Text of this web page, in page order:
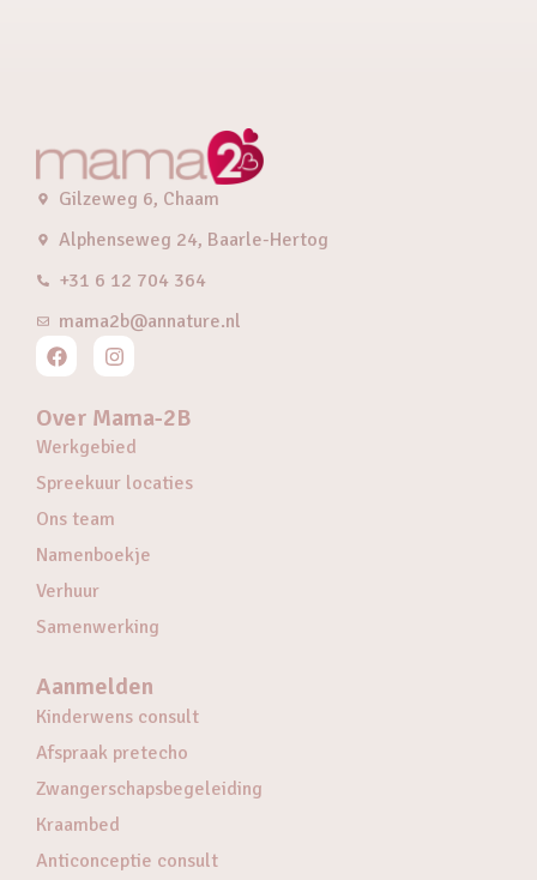
Gilzeweg 6, Chaam
Alphenseweg 24, Baarle-Hertog
+31 6 12 704 364
mama2b@annature.nl
Over Mama-2B
Werkgebied
Spreekuur locaties
Ons team
Namenboekje
Verhuur
Samenwerking
Aanmelden
Kinderwens consult
Afspraak pretecho
Zwangerschapsbegeleiding
Kraambed
Anticonceptie consult